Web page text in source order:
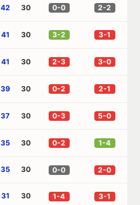
42 30 0-0 2-2
41 30 3-2 3-1
41 30 2-3 3-0
39 30 0-2 2-1
37 30 0-3 5-0
35 30 0-2 1-4
35 30 0-0 2-0
31 30 1-4 3-1